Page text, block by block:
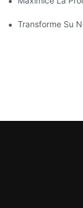
Transforme Su